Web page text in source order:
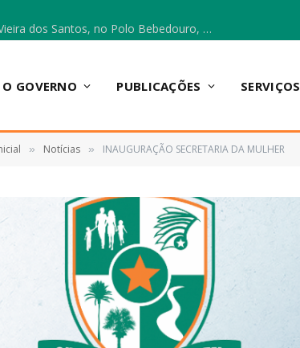
Escola Municipal Vicentina Vieira dos Santos, no Polo Bebedouro, recebeu materiais para a implantação do Cantinho da Leitura e da Sala Multidisciplinar.
O GOVERNO PUBLICAÇÕES SERVIÇOS
» Notícias » INAUGURAÇÃO SECRETARIA DA MULHER